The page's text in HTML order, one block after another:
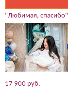
"Любимая, спасибо"
17 900 руб.